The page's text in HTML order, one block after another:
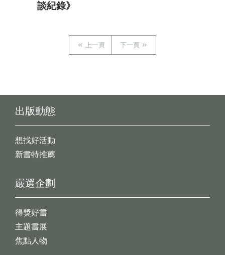
談紀錄》
上一頁 下一頁
出版動態
想找好活動
新書特推薦
嚴選企劃
得獎好書
主題書展
焦點人物